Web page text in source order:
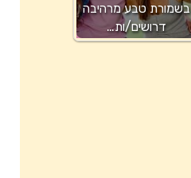
בשמורת טבע מרהיבה
דרושים/ות…